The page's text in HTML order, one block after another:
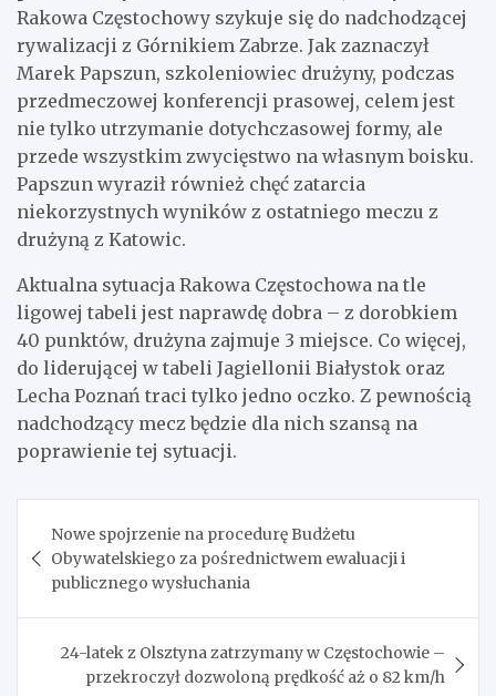
Rakowa Częstochowy szykuje się do nadchodzącej
rywalizacji z Górnikiem Zabrze. Jak zaznaczył
Marek Papszun, szkoleniowiec drużyny, podczas
przedmeczowej konferencji prasowej, celem jest
nie tylko utrzymanie dotychczasowej formy, ale
przede wszystkim zwycięstwo na własnym boisku.
Papszun wyraził również chęć zatarcia
niekorzystnych wyników z ostatniego meczu z
drużyną z Katowic.
Aktualna sytuacja Rakowa Częstochowa na tle
ligowej tabeli jest naprawdę dobra – z dorobkiem
40 punktów, drużyna zajmuje 3 miejsce. Co więcej,
do liderującej w tabeli Jagiellonii Białystok oraz
Lecha Poznań traci tylko jedno oczko. Z pewnością
nadchodzący mecz będzie dla nich szansą na
poprawienie tej sytuacji.
wpisu
Nowe spojrzenie na procedurę Budżetu
Obywatelskiego za pośrednictwem ewaluacji i
publicznego wysłuchania
24-latek z Olsztyna zatrzymany w Częstochowie –
przekroczył dozwoloną prędkość aż o 82 km/h